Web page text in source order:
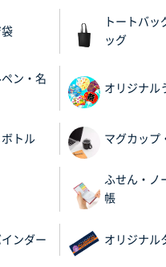
心できるから
トリーム 05
16:39
ていて、満足していたから
客様
更できたのと価格。
箔押し紙袋 Sサイズ(A5対応)
トートバッ
ッグ
ン・名
オリジナル
トル マグカップ
ふせん・ノ
帳
ンダー オリジナル